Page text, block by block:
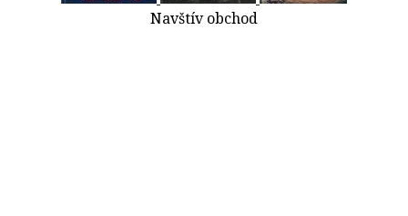
Navštív obchod